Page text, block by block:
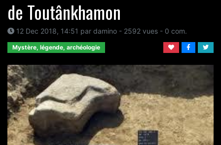
de Toutânkhamon
12 Dec 2018, 14:51 par damino - 2592 vues - 0 com.
Mystère, légende, archéologie